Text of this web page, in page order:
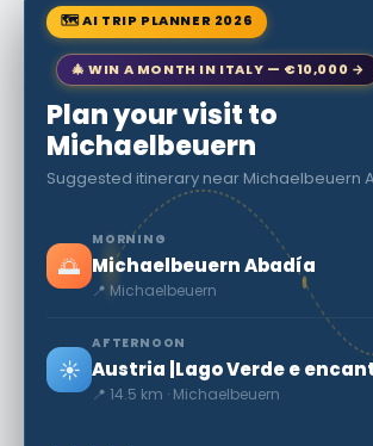
🗺 AI TRIP PLANNER 2026
🎄 WIN A MONTH IN ITALY — €10,000 →
Plan your visit to
Michaelbeuern
Suggested itinerary near Michaelbeuern
🌅
MORNING
Michaelbeuern Abadía
📍 Michaelbeuern
☀️
AFTERNOON
📍 14.5 km · Michaelbeuern